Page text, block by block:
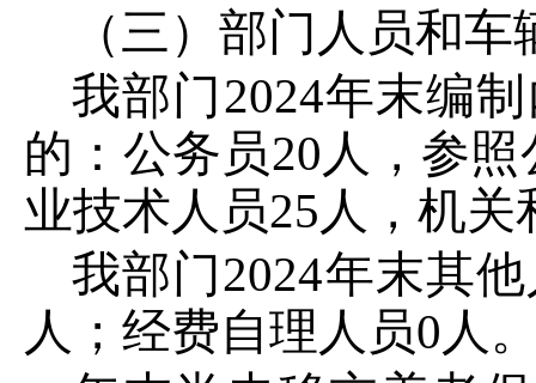
（三）部门人员和
我部门2024年末编
的：公务员20人，参
业技术人员25人，机关
我部门2024年末其
人；经费自理人员0人